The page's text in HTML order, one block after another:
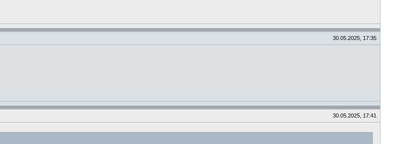
30.05.2025, 17:35
30.05.2025, 17:41